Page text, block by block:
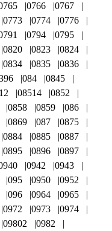
0766
0767
0773 0774
0776
0794
0795
0820 0823
0824
0834 0835
0836
084
0845
08514
0852
0858 0859
086
0869 087
0875
0884 0885
0887
0895 0896
0897
0942
0943
095 0950
0952
096 0964
0965
0972 0973
0974
09802
0982